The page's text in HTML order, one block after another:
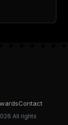
Contact
All rights